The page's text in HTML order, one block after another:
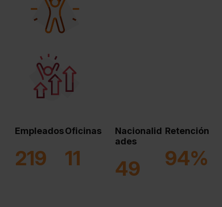
Empleados
220
Oficinas
12
Nacionalid
ades
50
Retención
95%